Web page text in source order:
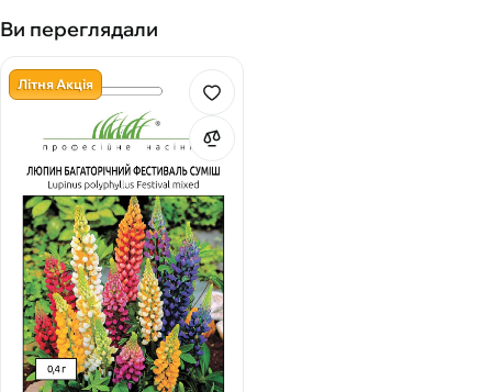
Ви переглядали
Літня Акція